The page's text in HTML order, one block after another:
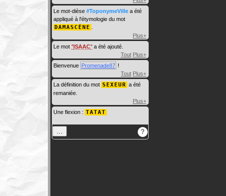
Le mot-dièse #ToponymeVille a été
appliqué à l'étymologie du mot
DAMASCÈNE
Plus+
Le mot ISAAC a été ajouté.
Tout Plus+
Bienvenue Promenade87 !
Tout Plus+
La définition du mot SEXEUR a été
remaniée.
Plus+
Une flexion : TATAT
… ?